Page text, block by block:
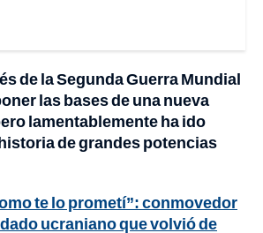
de la Segunda Guerra Mundial
las bases de una nueva
lamentablemente ha ido
de grandes potencias
te lo prometí”: conmovedor
ucraniano que volvió de